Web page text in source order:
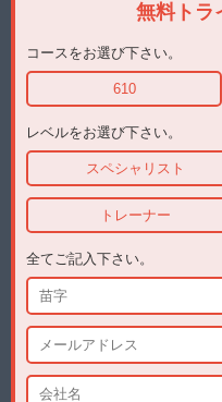
無料トラ
コースをお選び下さい。
610
レベルをお選び下さい。
スペシャリスト
トレーナー
全てご記入下さい。